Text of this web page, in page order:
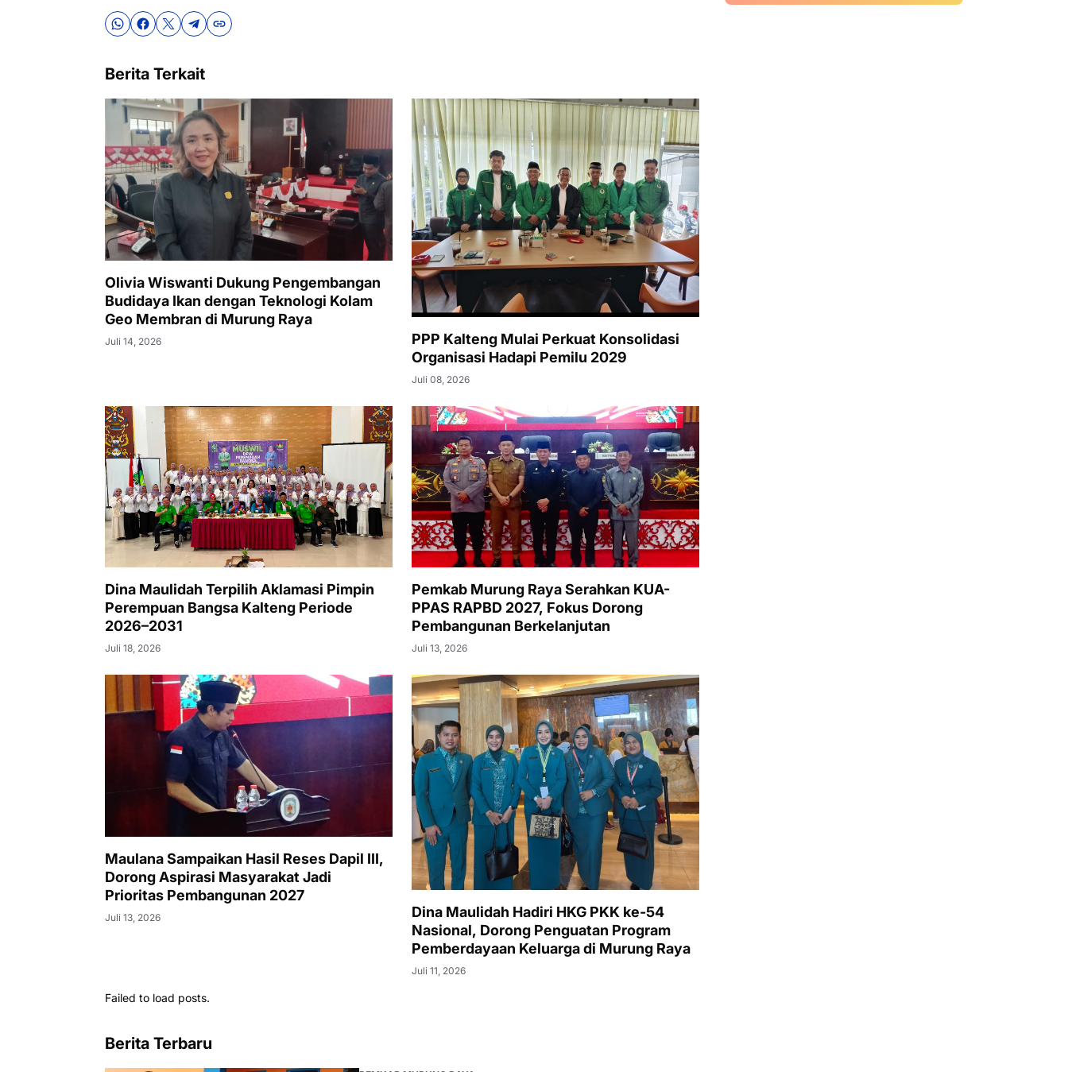
Berita Terkait
Olivia Wiswanti Dukung Pengembangan
Budidaya Ikan dengan Teknologi Kolam
Geo Membran di Murung Raya
Juli 14, 2026
PPP Kalteng Mulai Perkuat Konsolidasi
Organisasi Hadapi Pemilu 2029
Juli 08, 2026
Dina Maulidah Terpilih Aklamasi Pimpin
Perempuan Bangsa Kalteng Periode
2026–2031
Juli 18, 2026
Pemkab Murung Raya Serahkan KUA-
PPAS RAPBD 2027, Fokus Dorong
Pembangunan Berkelanjutan
Juli 13, 2026
Maulana Sampaikan Hasil Reses Dapil III,
Dorong Aspirasi Masyarakat Jadi
Prioritas Pembangunan 2027
Juli 13, 2026
Dina Maulidah Hadiri HKG PKK ke-54
Nasional, Dorong Penguatan Program
Pemberdayaan Keluarga di Murung Raya
Juli 11, 2026
Failed to load posts.
Berita Terbaru